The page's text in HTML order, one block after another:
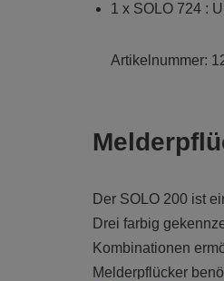
1 x SOLO 724 :
Artikelnummer:
Der SOLO 200 ist
Drei farbig
Kombinationen
Melderpflücker